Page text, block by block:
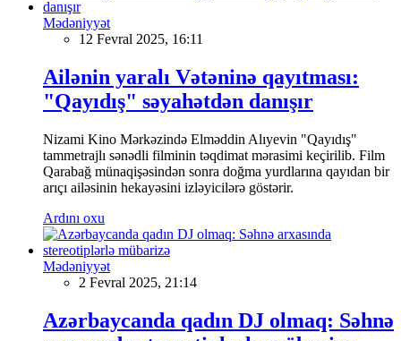
Mədəniyyət
12 Fevral 2025, 16:11
Ailənin yaralı Vətəninə qayıtması:
"Qayıdış" səyahətdən danışır
Nizami Kino Mərkəzində Elməddin Alıyevin "Qayıdış"
tammetrajlı sənədli filminin təqdimat mərasimi keçirilib. Film
Qarabağ münaqişəsindən sonra doğma yurdlarına qayıdan bir
arıçı ailəsinin hekayəsini izləyicilərə göstərir.
Ardını oxu
Mədəniyyət
2 Fevral 2025, 21:14
Azərbaycanda qadın DJ olmaq: Səhnə